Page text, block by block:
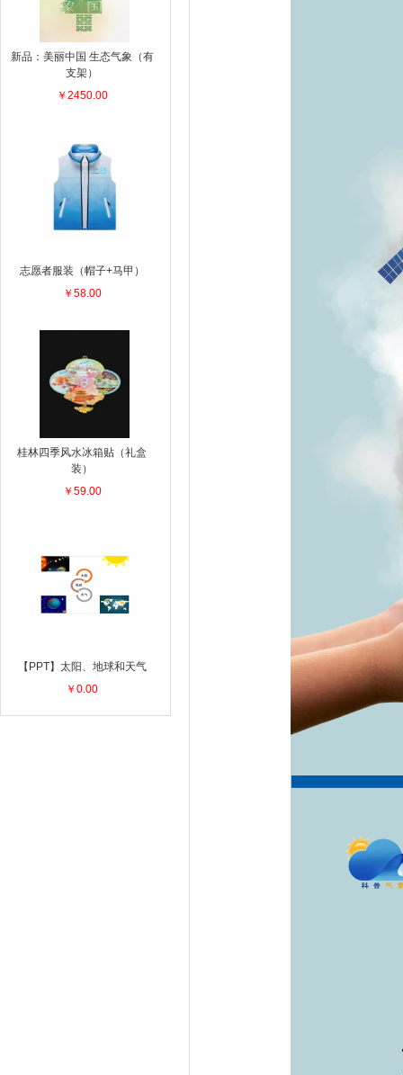
新品：美丽中国 生态气象（有
支架）
￥2450.00
志愿者服装（帽子+马甲）
￥58.00
桂林四季风水冰箱贴（礼盒
装）
￥59.00
【PPT】太阳、地球和天气
￥0.00